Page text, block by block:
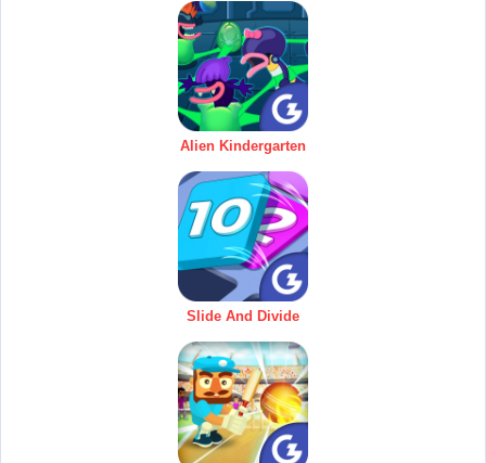
Alien Kindergarten
Slide And Divide